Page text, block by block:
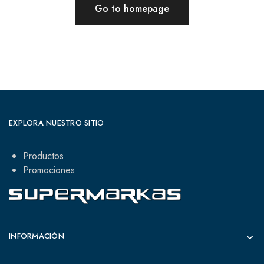
Go to homepage
EXPLORA NUESTRO SITIO
Productos
Promociones
INFORMACIÓN